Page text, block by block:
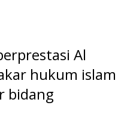
Al
hukum islam
bidang